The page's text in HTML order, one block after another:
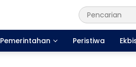
Pemerintahan Peristiwa